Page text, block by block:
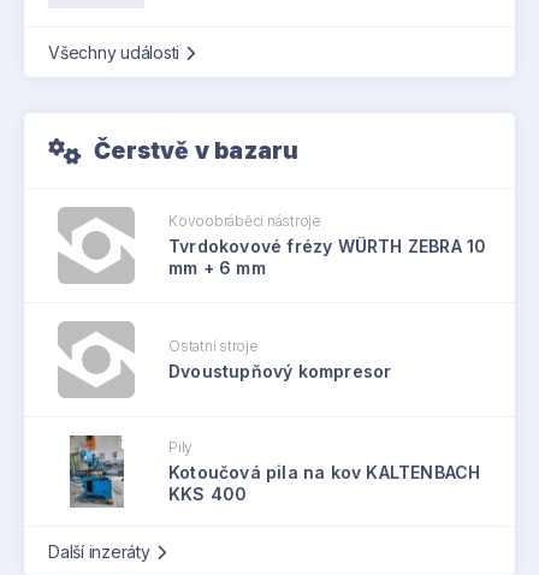
Všechny události
Čerstvě v bazaru
Kovoobráběcí nástroje
Tvrdokovové frézy WÜRTH ZEBRA 10
mm + 6 mm
Ostatní stroje
Dvoustupňový kompresor
Pily
Kotoučová pila na kov KALTENBACH
KKS 400
Další inzeráty